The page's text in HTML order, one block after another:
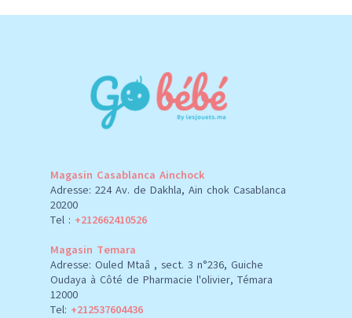
Magasin Casablanca Ainchock
Adresse: 224 Av. de Dakhla, Ain chok Casablanca
20200
Tel : +212662410526
Magasin Temara
Adresse: Ouled Mtaâ , sect. 3 n°236, Guiche
Oudaya à Côté de Pharmacie l'olivier, Témara
12000
Tel: +212537604436